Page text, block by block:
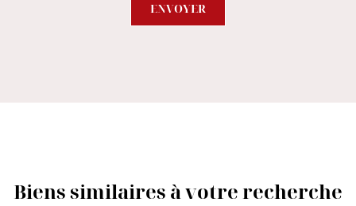
ENVOYER
Biens similaires à votre recherche